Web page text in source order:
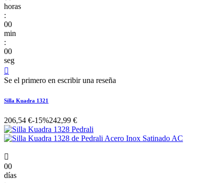
horas
:
00
min
:
00
seg

Se el primero en escribir una reseña
Silla Kuadra 1321
206,54 €-15%242,99 €

00
días